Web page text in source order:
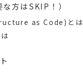
方はSKIP！）
as Code)とは